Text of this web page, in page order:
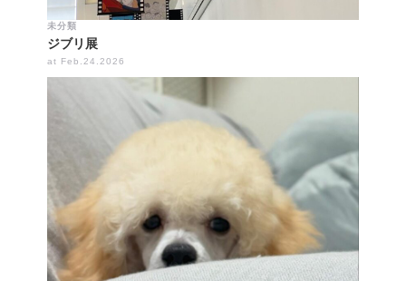
未分類
ジブリ展
at Feb.24.2026